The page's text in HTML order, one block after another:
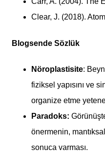
Clear, J. (2018).
Blogsende Sözlük
Nöroplastisite:
fiziksel yapısını ve
organize etme
Paradoks:
önermenin,
sonuca varması.